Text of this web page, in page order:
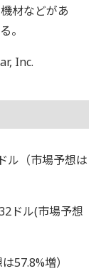
材などがあ
。
Inc.
ル（市場予想は
ドル(市場予想
57.8%増）